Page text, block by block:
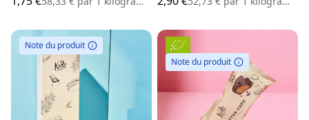
Note du produit
Note du produit